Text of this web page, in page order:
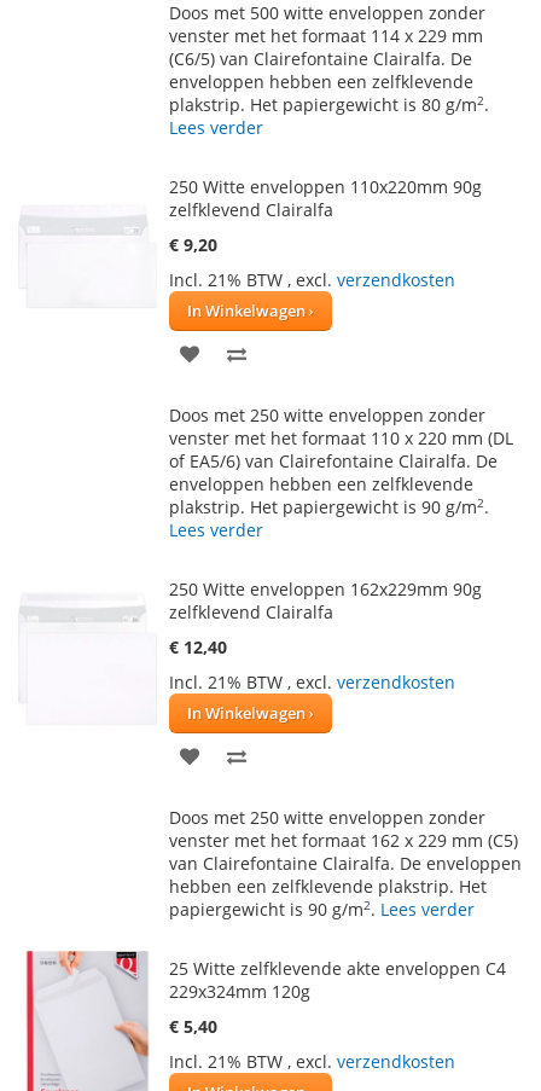
AAN
VERLANGLIJST
TE
VERGELIJKEN
Doos met 500 witte enveloppen zonder
venster met het formaat 114 x 229 mm
(C6/5) van Clairefontaine Clairalfa. De
enveloppen hebben een zelfklevende
plakstrip. Het papiergewicht is 80 g/m2.
Lees verder
250 Witte enveloppen 110x220mm 90g
zelfklevend Clairalfa
€ 9,20
Incl. 21% BTW , excl. verzendkosten
In Winkelwagen
VOEG
AAN
VERLANGLIJST
TE
VERGELIJKEN
Doos met 250 witte enveloppen zonder
venster met het formaat 110 x 220 mm (DL
of EA5/6) van Clairefontaine Clairalfa. De
enveloppen hebben een zelfklevende
plakstrip. Het papiergewicht is 90 g/m2.
Lees verder
250 Witte enveloppen 162x229mm 90g
zelfklevend Clairalfa
€ 12,40
Incl. 21% BTW , excl. verzendkosten
In Winkelwagen
VOEG
AAN
VERLANGLIJST
TE
VERGELIJKEN
Doos met 250 witte enveloppen zonder
venster met het formaat 162 x 229 mm (C5)
van Clairefontaine Clairalfa. De enveloppen
hebben een zelfklevende plakstrip. Het
papiergewicht is 90 g/m2. Lees verder
25 Witte zelfklevende akte enveloppen C4
229x324mm 120g
€ 5,40
Incl. 21% BTW , excl. verzendkosten